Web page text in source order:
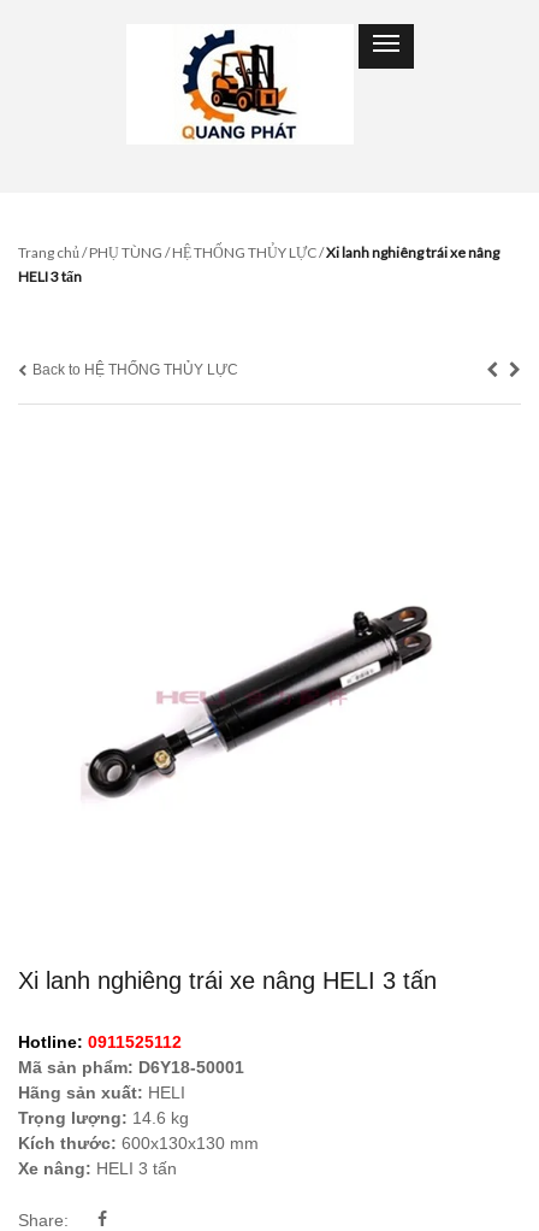
Trang chủ/PHỤ TÙNG /HỆ THỐNG THỦY LỰC/Xi lanh nghiêng trái xe nâng
HELI 3 tấn
Back to HỆ THỐNG THỦY LỰC
Xi lanh nghiêng trái xe nâng HELI 3 tấn
Hotline: 0911525112
Mã sản phẩm: D6Y18-50001
Hãng sản xuất: HELI
Trọng lượng: 14.6 kg
Kích thước: 600x130x130 mm
Xe nâng: HELI 3 tấn
Share: